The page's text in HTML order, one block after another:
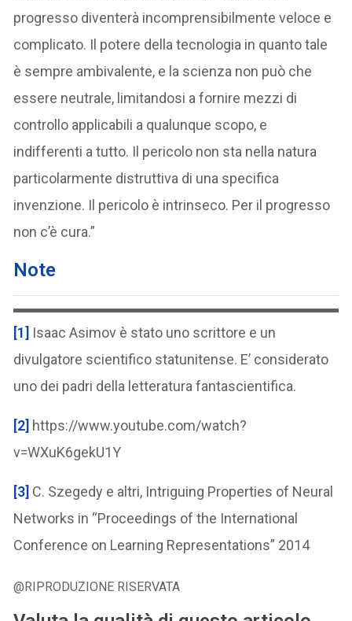
progresso diventerà incomprensibilmente veloce e
complicato. Il potere della tecnologia in quanto tale
è sempre ambivalente, e la scienza non può che
essere neutrale, limitandosi a fornire mezzi di
controllo applicabili a qualunque scopo, e
indifferenti a tutto. Il pericolo non sta nella natura
particolarmente distruttiva di una specifica
invenzione. Il pericolo è intrinseco. Per il progresso
non c’è cura.”
Note
[1] Isaac Asimov è stato uno scrittore e un
divulgatore scientifico statunitense. E’ considerato
uno dei padri della letteratura fantascientifica.
[2] https://www.youtube.com/watch?
v=WXuK6gekU1Y
[3] C. Szegedy e altri, Intriguing Properties of Neural
Networks in “Proceedings of the International
Conference on Learning Representations” 2014
@RIPRODUZIONE RISERVATA